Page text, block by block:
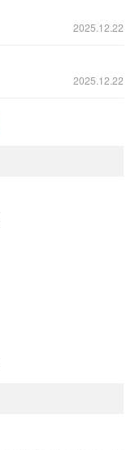
2025.12.22
2025.12.22